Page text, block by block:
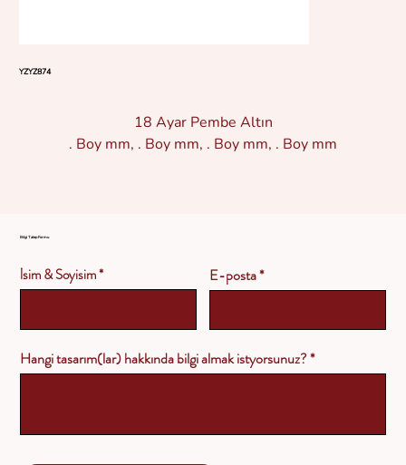
YZYZ874
18 Ayar Pembe Altın
. Boy mm, . Boy mm, . Boy mm, . Boy mm
Bilgi Talep Formu
İsim & Soyisim E-posta
Hangi tasarım(lar) hakkında bilgi almak istyorsunuz?